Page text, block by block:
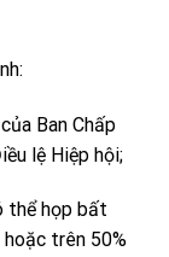
Ban Chấp
lệ Hiệp hội;
thể họp bất
trên 50%